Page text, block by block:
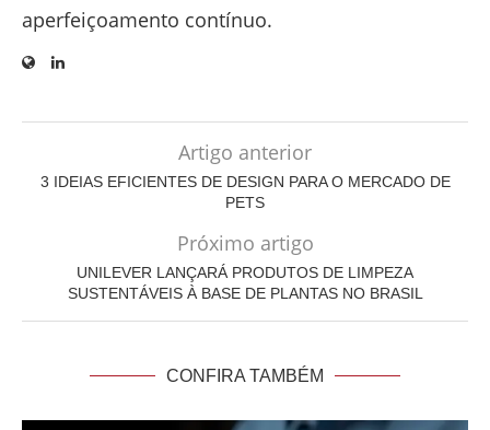
aperfeiçoamento contínuo.
Artigo anterior
3 IDEIAS EFICIENTES DE DESIGN PARA O MERCADO DE
PETS
Próximo artigo
UNILEVER LANÇARÁ PRODUTOS DE LIMPEZA
SUSTENTÁVEIS À BASE DE PLANTAS NO BRASIL
CONFIRA TAMBÉM